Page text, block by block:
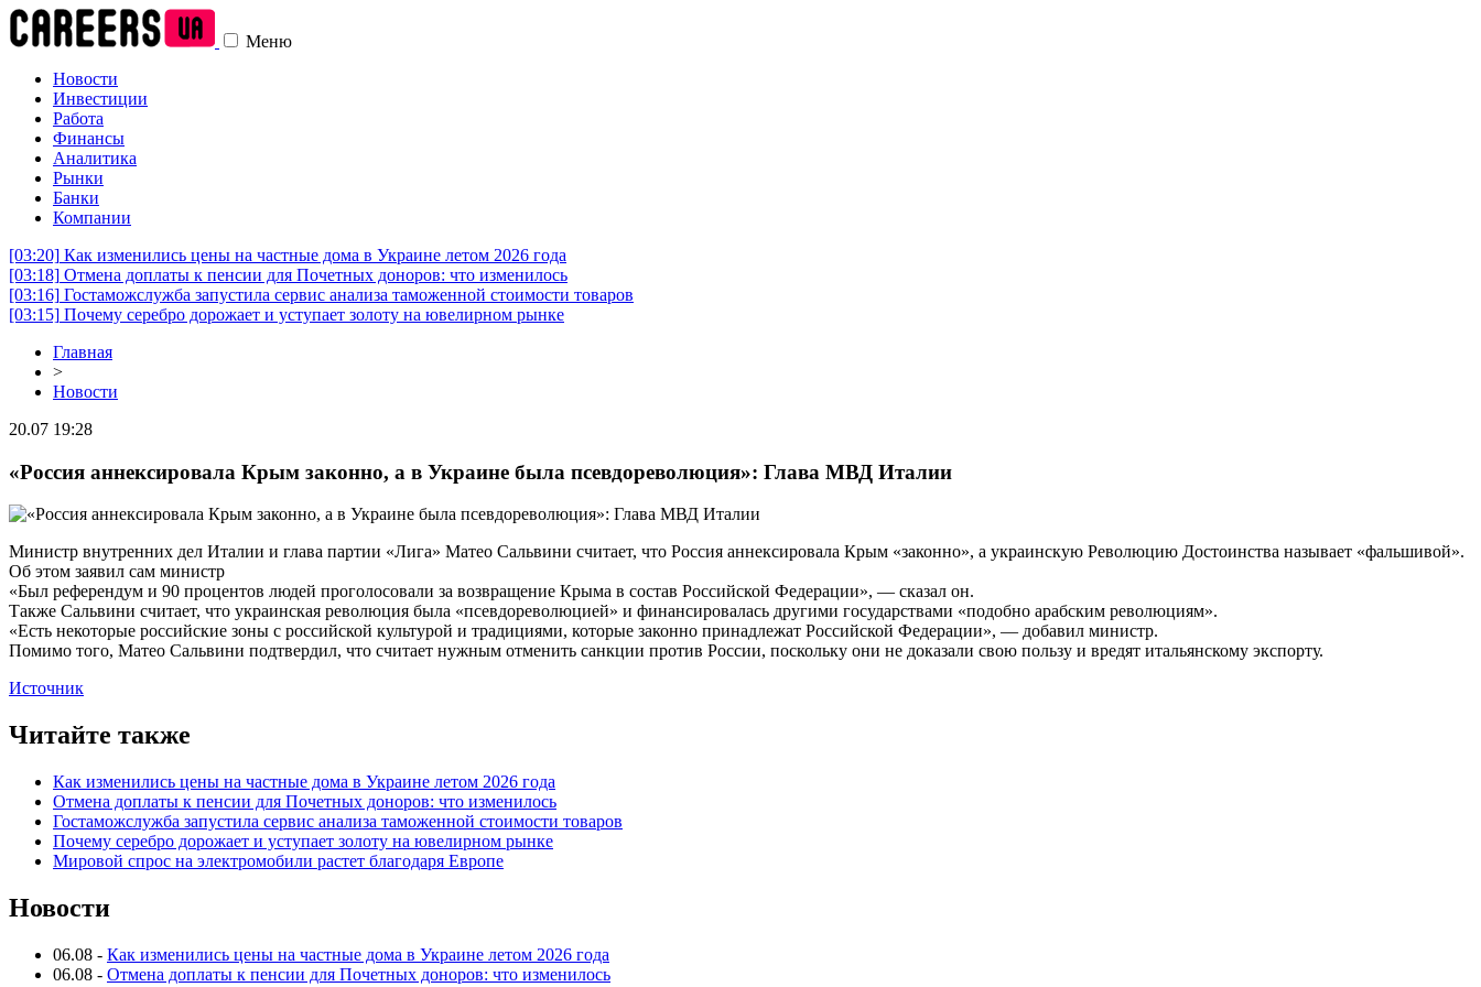
Меню
Новости
Инвестиции
Работа
Финансы
Аналитика
Рынки
Банки
Компании
[03:20] Как изменились цены на частные дома в Украине летом 2026 года
[03:18] Отмена доплаты к пенсии для Почетных доноров: что изменилось
[03:16] Гостаможслужба запустила сервис анализа таможенной стоимости товаров
[03:15] Почему серебро дорожает и уступает золоту на ювелирном рынке
Главная
>
Новости
20.07 19:28
«Россия аннексировала Крым законно, а в Украине была псевдореволюция»: Глава МВД Италии
Министр внутренних дел Италии и глава партии «Лига» Матео Сальвини считает, что Россия аннексировала Крым «законно», а украинскую Революцию Достоинства называет «фальшивой».
Об этом заявил сам министр
«Был референдум и 90 процентов людей проголосовали за возвращение Крыма в состав Российской Федерации», — сказал он.
Также Сальвини считает, что украинская революция была «псевдореволюцией» и финансировалась другими государствами «подобно арабским революциям».
«Есть некоторые российские зоны с российской культурой и традициями, которые законно принадлежат Российской Федерации», — добавил министр.
Помимо того, Матео Сальвини подтвердил, что считает нужным отменить санкции против России, поскольку они не доказали свою пользу и вредят итальянскому экспорту.
Источник
Читайте также
Как изменились цены на частные дома в Украине летом 2026 года
Отмена доплаты к пенсии для Почетных доноров: что изменилось
Гостаможслужба запустила сервис анализа таможенной стоимости товаров
Почему серебро дорожает и уступает золоту на ювелирном рынке
Мировой спрос на электромобили растет благодаря Европе
Новости
06.08 - Как изменились цены на частные дома в Украине летом 2026 года
06.08 - Отмена доплаты к пенсии для Почетных доноров: что изменилось